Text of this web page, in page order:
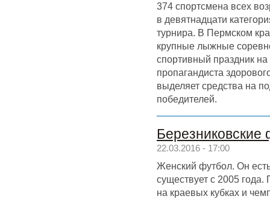
374 спортсмена всех
в девятнадцати
турнира. В Пермском
крупные лыжные
спортивный праздник
пропагандиста
выделяет средства на
победителей.
Березниковские
22.03.2016 - 17:00
Женский футбол. Он
существует с 2005 года.
на краевых кубках и